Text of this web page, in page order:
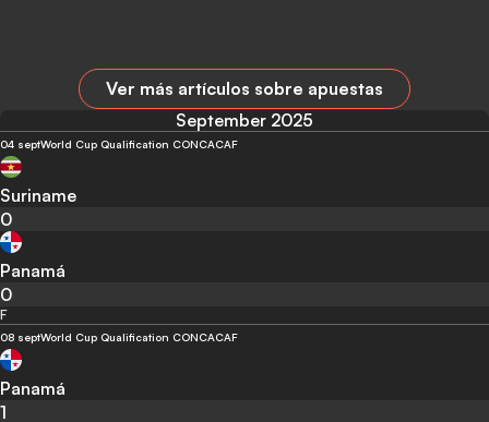
Ver más artículos sobre apuestas
September 2025
04 septWorld Cup Qualification CONCACAF
Suriname
0
Panamá
0
F
08 septWorld Cup Qualification CONCACAF
Panamá
1